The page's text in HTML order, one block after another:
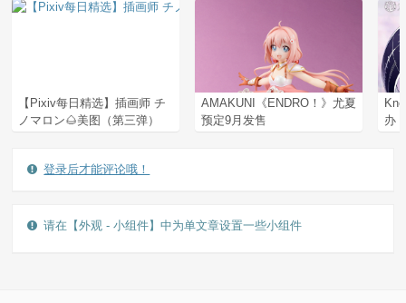
【Pixiv每日精选】插画师 チ
ノマロン🌰美图（第三弹）
AMAKUNI《ENDRO！》尤夏
预定9月发售
办
登录后才能评论哦！
请在【外观 - 小组件】中为单文章设置一些小组件